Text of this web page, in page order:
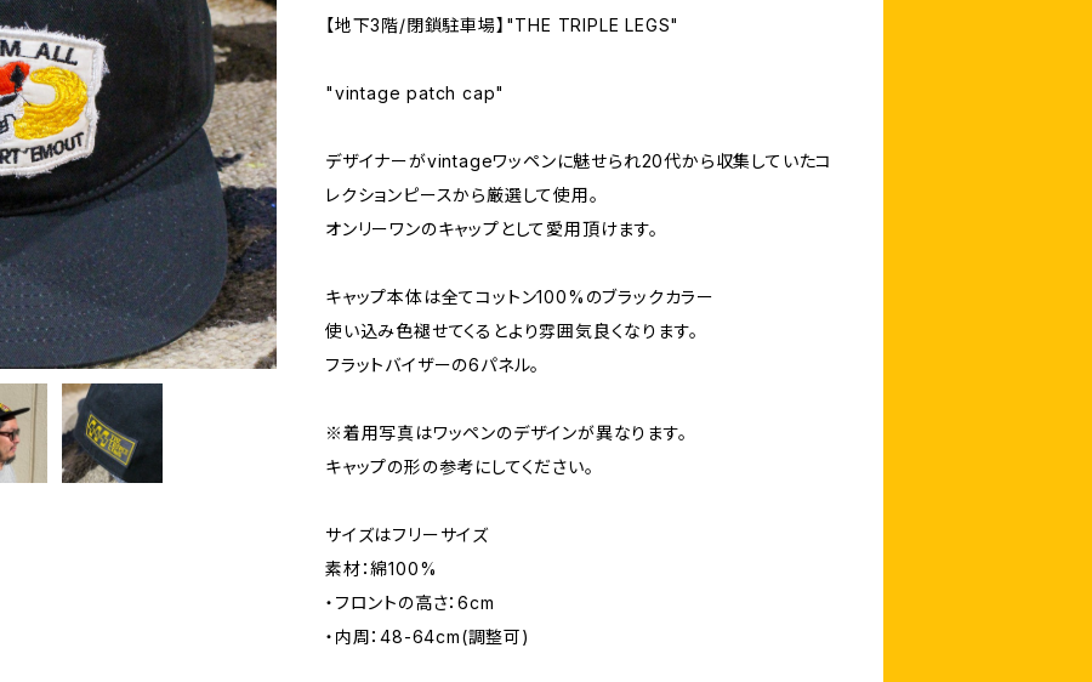
【地下3階/閉鎖駐車場】"THE TRIPLE LEGS"
"vintage patch cap"
デザイナーがvintageワッペンに魅せられ20代から収集していたコ
レクションピースから厳選して使用。
オンリーワンのキャップとして愛用頂けます。
キャップ本体は全てコットン100%のブラックカラー
使い込み色褪せてくるとより雰囲気良くなります。
フラットバイザーの6パネル。
※着用写真はワッペンのデザインが異なります。
キャップの形の参考にしてください。
サイズはフリーサイズ
素材：綿100%
・フロントの高さ：6cm
・内周：48-64cm(調整可)